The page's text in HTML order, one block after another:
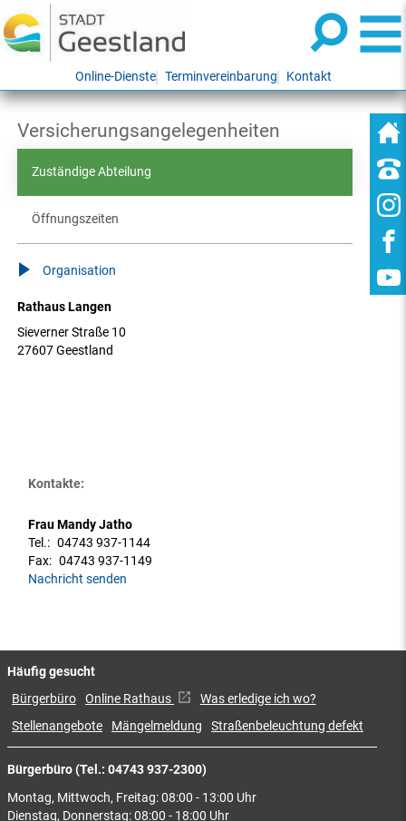
Online-Dienste Terminvereinbarung Kontakt
Versicherungsangelegenheiten
Zuständige Abteilung
Öffnungszeiten
Organisation
Rathaus Langen
Sieverner Straße 10
27607 Geestland
Kontakte:
Frau Mandy Jatho
Tel.: 04743 937-1144
Fax: 04743 937-1149
Nachricht senden
Bürgerbüro (Tel.: 04743 937-2300)
Montag, Mittwoch, Freitag: 08:00 - 13:00 Uhr
Dienstag, Donnerstag: 08:00 - 18:00 Uhr
Häufig gesucht
Bürgerbüro Online Rathaus
Was erledige ich wo?
Stellenangebote
Mängelmeldung Straßenbeleuchtung defekt